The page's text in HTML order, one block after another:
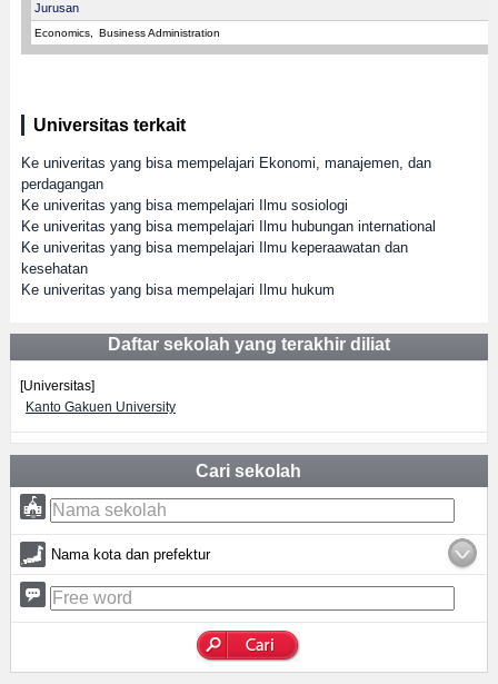
Jurusan
Economics Business Administration
Universitas terkait
Ke univeritas yang bisa mempelajari Ekonomi, manajemen, dan
perdagangan
Ke univeritas yang bisa mempelajari Ilmu sosiologi
Ke univeritas yang bisa mempelajari Ilmu hubungan international
Ke univeritas yang bisa mempelajari Ilmu keperaawatan dan
kesehatan
Ke univeritas yang bisa mempelajari Ilmu hukum
Daftar sekolah yang terakhir diliat
[Universitas]
Kanto Gakuen University
Cari sekolah
Nama kota dan prefektur